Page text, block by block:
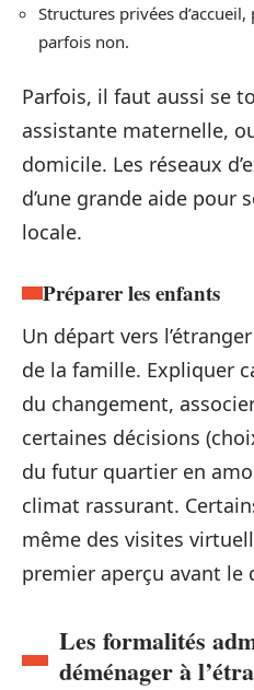
Structures privées
parfois non.
Parfois, il faut aussi se
assistante maternelle,
domicile. Les réseaux
d’une grande aide pour
locale.
Préparer les enfants
Un départ vers
de la famille. Expliquer
du changement,
certaines décisions
du futur quartier en
climat rassurant.
même des visites
premier aperçu avant le
Les formalités
déménager à